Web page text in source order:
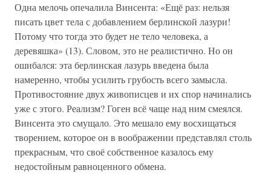
Одна мелочь опечалила Винсента: «Ещё раз: нельзя
писать цвет тела с добавлением берлинской лазури!
Потому что тогда это будет не тело человека, а
деревяшка» (13). Словом, это не реалистично. Но он
ошибался: эта берлинская лазурь введена была
намеренно, чтобы усилить грубость всего замысла.
Противостояние двух живописцев и их спор начинались
уже с этого. Реализм? Гоген всё чаще над ним смеялся.
Винсента это смущало. Это мешало ему восхищаться
творением, которое он в воображении представлял столь
прекрасным, что своё собственное казалось ему
недостойным равноценного обмена.